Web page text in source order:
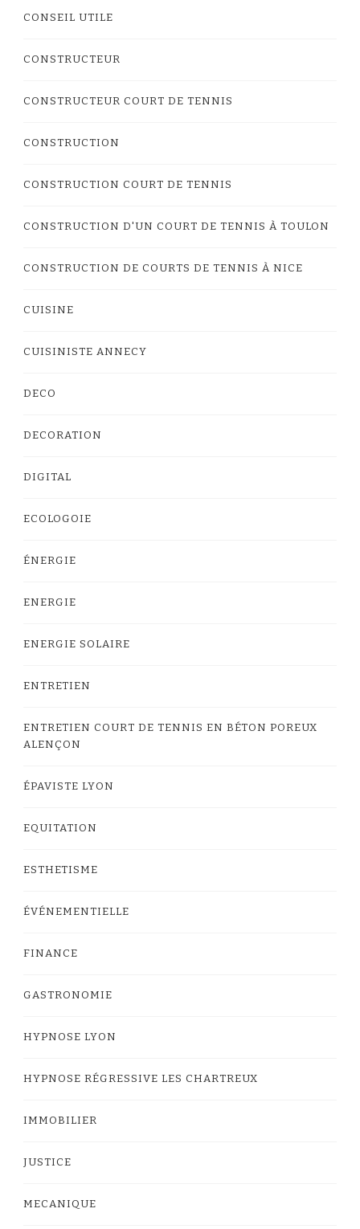
CONSEIL UTILE
CONSTRUCTEUR
CONSTRUCTEUR COURT DE TENNIS
CONSTRUCTION
CONSTRUCTION COURT DE TENNIS
CONSTRUCTION D'UN COURT DE TENNIS À TOULON
CONSTRUCTION DE COURTS DE TENNIS À NICE
CUISINE
CUISINISTE ANNECY
DECO
DECORATION
DIGITAL
ECOLOGOIE
ÉNERGIE
ENERGIE
ENERGIE SOLAIRE
ENTRETIEN
ENTRETIEN COURT DE TENNIS EN BÉTON POREUX
ALENÇON
ÉPAVISTE LYON
EQUITATION
ESTHETISME
ÉVÉNEMENTIELLE
FINANCE
GASTRONOMIE
HYPNOSE LYON
HYPNOSE RÉGRESSIVE LES CHARTREUX
IMMOBILIER
JUSTICE
MECANIQUE